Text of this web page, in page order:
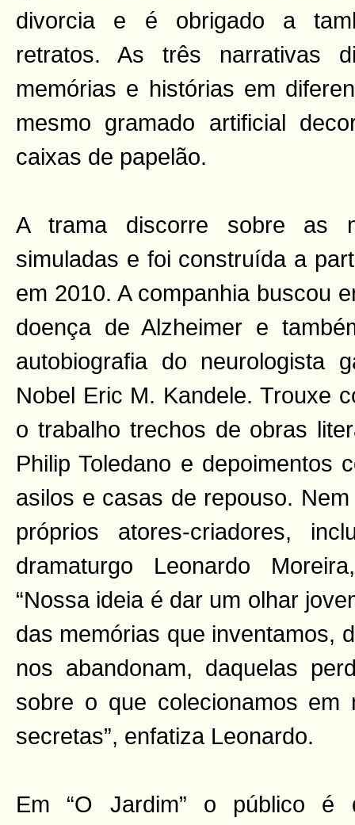
divorcia e é obrigado a
retratos. As três narrativas
memórias e histórias em
mesmo gramado artificial
caixas de papelão.
A trama discorre sobre as
simuladas e foi construída a
em 2010. A companhia buscou
doença de Alzheimer e
autobiografia do neurologista
Nobel Eric M. Kandele. Trouxe
o trabalho trechos de obras
Philip Toledano e depoimentos
asilos e casas de repouso.
próprios atores-criadores,
dramaturgo Leonardo
“Nossa ideia é dar um olhar
das memórias que inventamos,
nos abandonam, daquelas
sobre o que colecionamos em
secretas”, enfatiza Leonardo.
Em “O Jardim” o público é